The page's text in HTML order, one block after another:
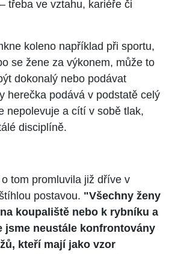
třeba ve vztahu, kariéře či
koleno například při sportu,
se žene za výkonem, může to
dokonalý nebo podávat
herečka podává v podstatě celý
nepolevuje a cítí v sobě tlak,
disciplíně.
tom promluvila již dříve v
postavou. "Všechny ženy
koupaliště nebo k rybníku a
jsme neustále konfrontovány
kteří mají jako vzor